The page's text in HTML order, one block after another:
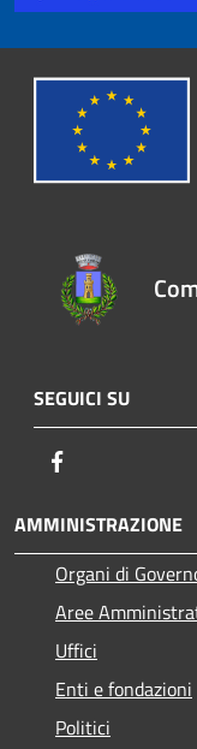
SEGUICI SU
AMMINISTRAZIONE
Organi di
Aree
Uffici
Enti e fondazioni
Politici